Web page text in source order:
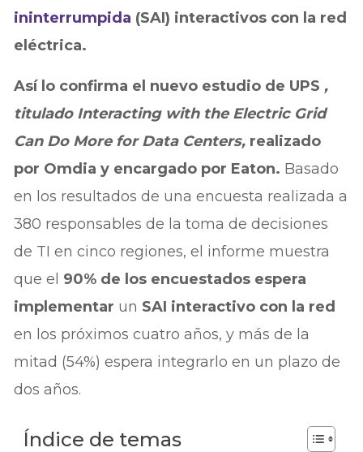
ininterrumpida (SAI) interactivos con la red
eléctrica.
Así lo confirma el nuevo estudio de UPS ,
titulado Interacting with the Electric Grid
Can Do More for Data Centers, realizado
por Omdia y encargado por Eaton. Basado
en los resultados de una encuesta realizada a
380 responsables de la toma de decisiones
de TI en cinco regiones, el informe muestra
que el 90% de los encuestados espera
implementar un SAI interactivo con la red
en los próximos cuatro años, y más de la
mitad (54%) espera integrarlo en un plazo de
dos años.
Índice de temas